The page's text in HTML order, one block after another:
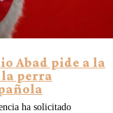
Abad pide a la
la perra
ha solicitado